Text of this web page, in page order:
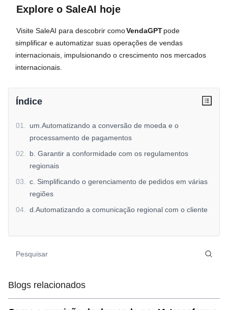
Explore o SaleAI hoje
Visite SaleAI para descobrir comoVendaGPTpode
simplificar e automatizar suas operações de vendas
internacionais, impulsionando o crescimento nos mercados
internacionais.
Índice
01
um.Automatizando a conversão de moeda e o
processamento de pagamentos
02
b. Garantir a conformidade com os regulamentos
regionais
03
c. Simplificando o gerenciamento de pedidos em várias
regiões
04
d.Automatizando a comunicação regional com o cliente
internacionais?
06. Comece a otimizar seuVendas InternacionaisHoje
Blogs relacionados